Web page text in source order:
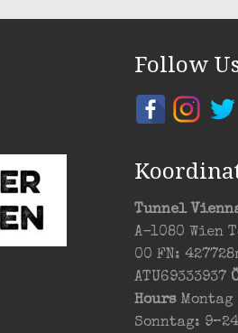
Follow
Tunnel
A-1080 Wien
00 FN:
ATU69333937
HoursMontag
Sonntag: